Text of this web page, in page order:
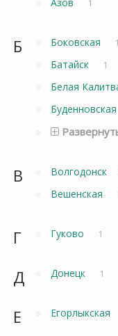
Б Боковская 1
Батайск 1
Белая
Буденновская
В Волгодонск
Вешенская
Г Гуково 1
Д Донецк 1
Е Егорлыкская